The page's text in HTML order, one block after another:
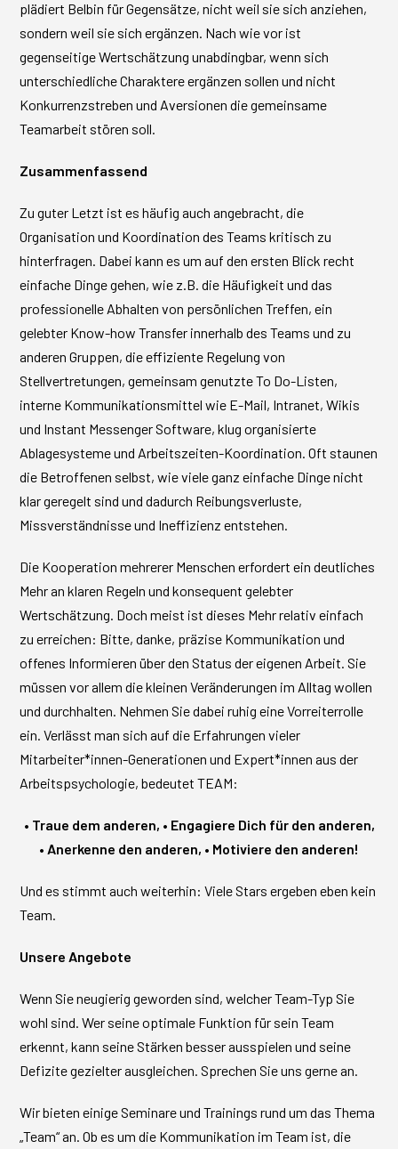
plädiert Belbin für Gegensätze, nicht weil sie sich anziehen,
sondern weil sie sich ergänzen. Nach wie vor ist
gegenseitige Wertschätzung unabdingbar, wenn sich
unterschiedliche Charaktere ergänzen sollen und nicht
Konkurrenzstreben und Aversionen die gemeinsame
Teamarbeit stören soll.
Zusammenfassend
Zu guter Letzt ist es häufig auch angebracht, die
Organisation und Koordination des Teams kritisch zu
hinterfragen. Dabei kann es um auf den ersten Blick recht
einfache Dinge gehen, wie z.B. die Häufigkeit und das
professionelle Abhalten von persönlichen Treffen, ein
gelebter Know-how Transfer innerhalb des Teams und zu
anderen Gruppen, die effiziente Regelung von
Stellvertretungen, gemeinsam genutzte To Do-Listen,
interne Kommunikationsmittel wie E-Mail, Intranet, Wikis
und Instant Messenger Software, klug organisierte
Ablagesysteme und Arbeitszeiten-Koordination. Oft staunen
die Betroffenen selbst, wie viele ganz einfache Dinge nicht
klar geregelt sind und dadurch Reibungsverluste,
Missverständnisse und Ineffizienz entstehen.
Die Kooperation mehrerer Menschen erfordert ein deutliches
Mehr an klaren Regeln und konsequent gelebter
Wertschätzung. Doch meist ist dieses Mehr relativ einfach
zu erreichen: Bitte, danke, präzise Kommunikation und
offenes Informieren über den Status der eigenen Arbeit. Sie
müssen vor allem die kleinen Veränderungen im Alltag wollen
und durchhalten. Nehmen Sie dabei ruhig eine Vorreiterrolle
ein. Verlässt man sich auf die Erfahrungen vieler
Mitarbeiter*innen-Generationen und Expert*innen aus der
Arbeitspsychologie, bedeutet TEAM:
• Traue dem anderen, • Engagiere Dich für den anderen,
• Anerkenne den anderen, • Motiviere den anderen!
Und es stimmt auch weiterhin: Viele Stars ergeben eben kein
Team.
Unsere Angebote
Wenn Sie neugierig geworden sind, welcher Team-Typ Sie
wohl sind. Wer seine optimale Funktion für sein Team
erkennt, kann seine Stärken besser ausspielen und seine
Defizite gezielter ausgleichen. Sprechen Sie uns gerne an.
Wir bieten einige Seminare und Trainings rund um das Thema
„Team“ an. Ob es um die Kommunikation im Team ist, die